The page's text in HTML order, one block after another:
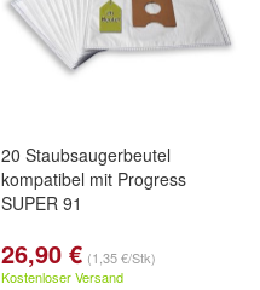
20 Staubsaugerbeutel
kompatibel mit Progress
SUPER 91
26,90 € (1,35 €/Stk)
Kostenloser Versand